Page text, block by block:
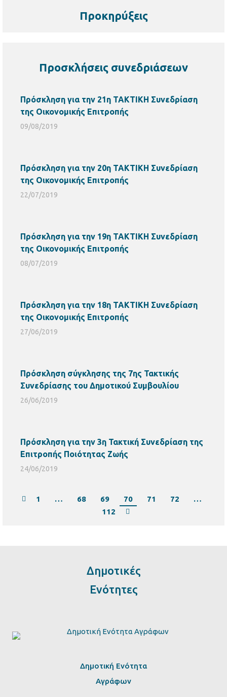
Προκηρύξεις
Προσκλήσεις συνεδριάσεων
Πρόσκληση για την 21η ΤΑΚΤΙΚΗ Συνεδρίαση
της Οικονομικής Επιτροπής
09/08/2019
Πρόσκληση για την 20η ΤΑΚΤΙΚΗ Συνεδρίαση
της Οικονομικής Επιτροπής
22/07/2019
Πρόσκληση για την 19η ΤΑΚΤΙΚΗ Συνεδρίαση
της Οικονομικής Επιτροπής
08/07/2019
Πρόσκληση για την 18η ΤΑΚΤΙΚΗ Συνεδρίαση
της Οικονομικής Επιτροπής
27/06/2019
Πρόσκληση σύγκλησης της 7ης Τακτικής
Συνεδρίασης του Δημοτικού Συμβουλίου
26/06/2019
Πρόσκληση για την 3η Τακτική Συνεδρίαση της
Επιτροπής Ποιότητας Ζωής
24/06/2019
1 … 68 69 70 71 72
…
112
Δημοτικές
Ενότητες
Δημοτική Ενότητα
Αγράφων